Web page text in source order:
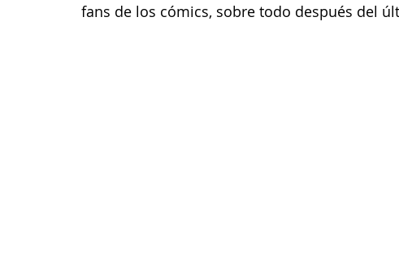
fans de los cómics, sobre todo después del